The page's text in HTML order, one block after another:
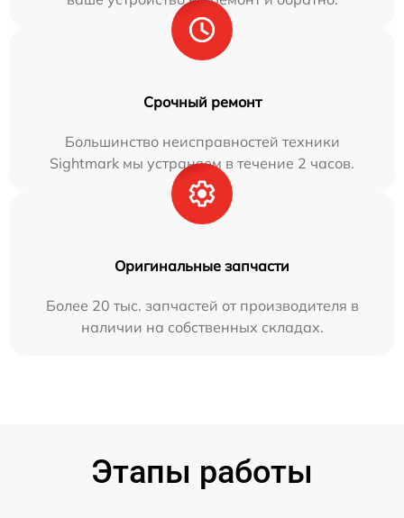
Срочный ремонт
Большинство неисправностей техники
Sightmark мы устраняем в течение 2 часов.
Оригинальные запчасти
Более 20 тыс. запчастей от производителя в
наличии на собственных складах.
Этапы работы